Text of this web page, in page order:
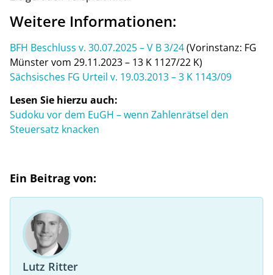
Weitere Informationen:
BFH Beschluss v. 30.07.2025 – V B 3/24(Vorinstanz: FG
Münster vom 29.11.2023 – 13 K 1127/22 K)
Sächsisches FG Urteil v. 19.03.2013 – 3 K 1143/09
Lesen Sie hierzu auch:
Sudoku vor dem EuGH – wenn Zahlenrätsel den
Steuersatz knacken
Ein Beitrag von:
Lutz Ritter